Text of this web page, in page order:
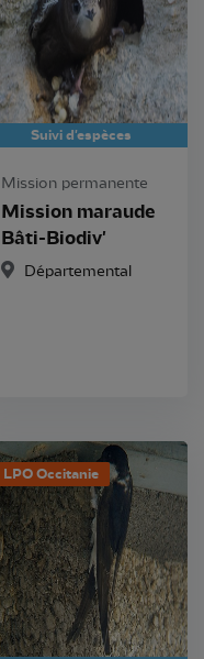
Suivi d'espèces
Mission permanente
Mission maraude
Bâti-Biodiv'
Départemental
LPO Occitanie